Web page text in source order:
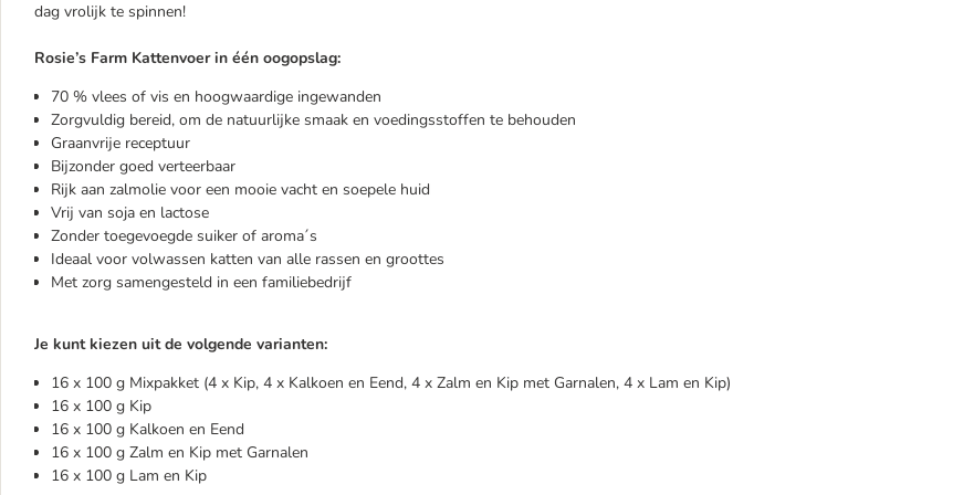
dag vrolijk te spinnen!
Rosie’s Farm Kattenvoer in één oogopslag:
70 % vlees of vis en hoogwaardige ingewanden
Zorgvuldig bereid, om de natuurlijke smaak en voedingsstoffen te behouden
Graanvrije receptuur
Bijzonder goed verteerbaar
Rijk aan zalmolie voor een mooie vacht en soepele huid
Vrij van soja en lactose
Zonder toegevoegde suiker of aroma´s
Ideaal voor volwassen katten van alle rassen en groottes
Met zorg samengesteld in een familiebedrijf
Je kunt kiezen uit de volgende varianten:
16 x 100 g Mixpakket (4 x Kip, 4 x Kalkoen en Eend, 4 x Zalm en Kip met Garnalen, 4 x Lam en Kip)
16 x 100 g Kip
16 x 100 g Kalkoen en Eend
16 x 100 g Zalm en Kip met Garnalen
16 x 100 g Lam en Kip